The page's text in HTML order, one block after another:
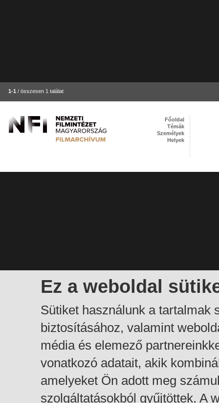
1-1 / összesen 1 találat
Ez a weboldal
Sütiket használunk a tartalmak
biztosításához, valamint
média és elemező
vonatkozó adatait, akik
amelyeket Ön adott meg
szolgáltatásokból gyűjtöttek. A
Főoldal
Témák
Személyek
Helyek